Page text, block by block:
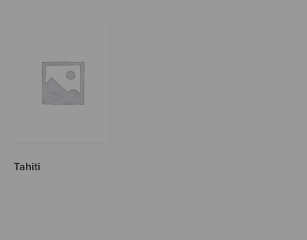
Tahiti